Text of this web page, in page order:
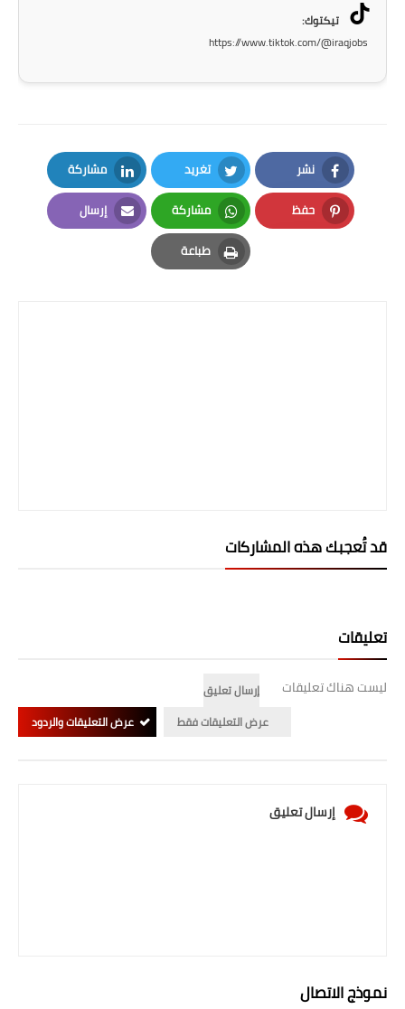
المرحلة الاعدادية
دروس
المرحلة الابتدائية
الطقس
تيكتوك:
https://www.tiktok.com/@iraqjobs
نشر
Facebook
تغريد
Twitter
مشاركة
LinkedIn
حفظ
Pinterest
مشاركة
Whatsapp
إرسال
Email
طباعة
Print
قد تُعجبك هذه المشاركات
تعليقات
ليست هناك تعليقات
إرسال تعليق
عرض التعليقات فقط
عرض التعليقات والردود
إرسال تعليق
نموذج الاتصال